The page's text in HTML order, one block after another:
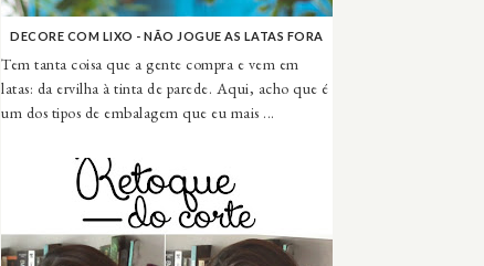
DECORE COM LIXO - NÃO JOGUE AS LATAS FORA
Tem tanta coisa que a gente compra e vem em
latas: da ervilha à tinta de parede. Aqui, acho que é
um dos tipos de embalagem que eu mais ...